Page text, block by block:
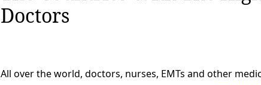
Doctors
All over the world, doctors, nurses, EMTs and other